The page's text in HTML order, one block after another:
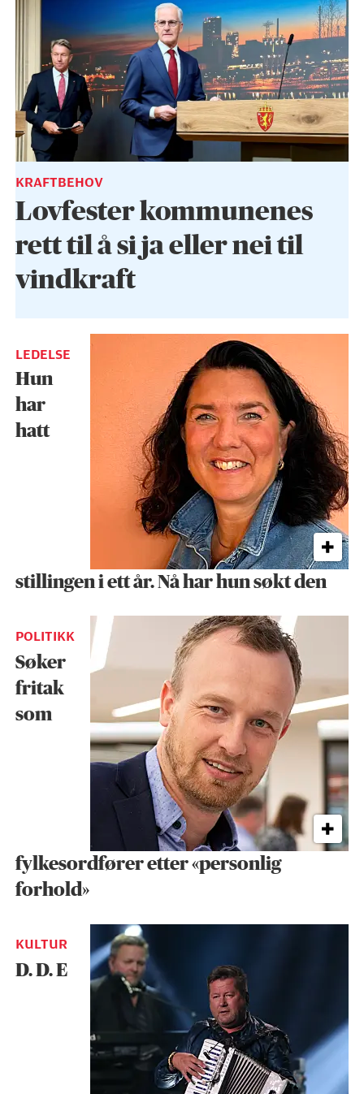
KRAFTBEHOV
Lovfester kommunenes
rett til å si ja eller nei til
vindkraft
LEDELSE
Hun
har
hatt
stillingen i ett år. Nå har hun søkt den
POLITIKK
Søker
fritak
som
fylkesordfører etter «personlig
forhold»
KULTUR
D. D. E